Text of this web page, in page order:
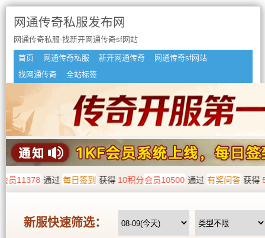
网通传奇私服发布网
网通传奇私服-找新开网通传奇sf网站
首页 网通传奇私服 新开网通传奇
网通传奇sf网站
找网通传奇
全站标签